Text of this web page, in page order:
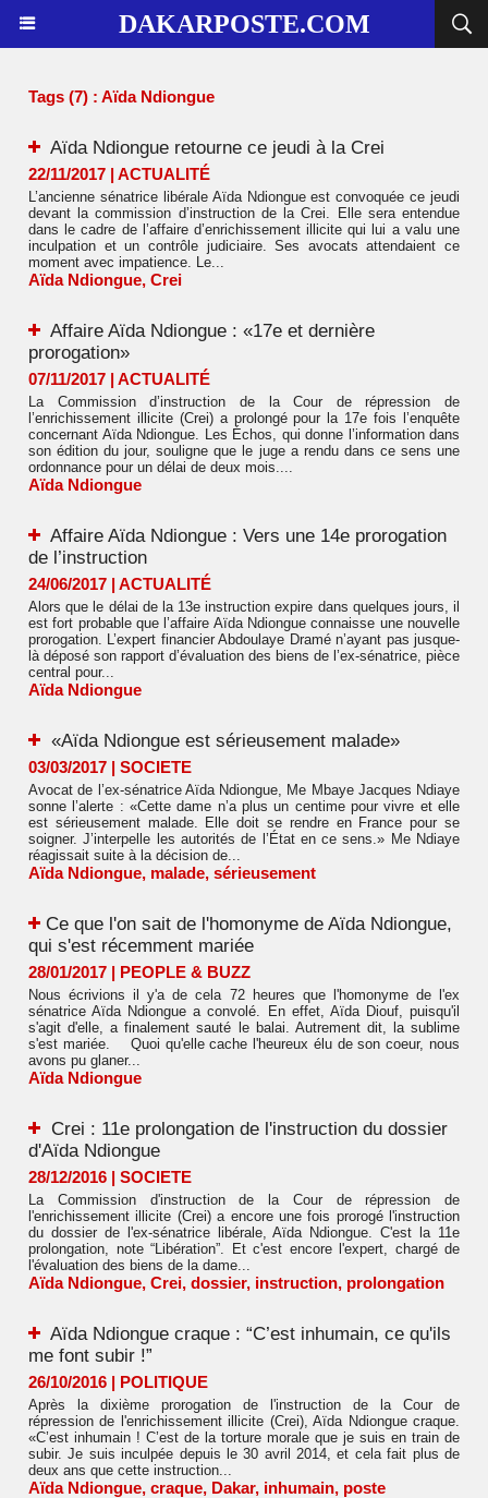
DAKARPOSTE.COM
Tags (7) : Aïda Ndiongue
Aïda Ndiongue retourne ce jeudi à la Crei
22/11/2017 | ACTUALITÉ
L’ancienne sénatrice libérale Aïda Ndiongue est convoquée ce jeudi
devant la commission d’instruction de la Crei. Elle sera entendue
dans le cadre de l’affaire d’enrichissement illicite qui lui a valu une
inculpation et un contrôle judiciaire. Ses avocats attendaient ce
moment avec impatience. Le...
Aïda Ndiongue, Crei
Affaire Aïda Ndiongue : «17e et dernière
prorogation»
07/11/2017 | ACTUALITÉ
La Commission d’instruction de la Cour de répression de
l’enrichissement illicite (Crei) a prolongé pour la 17e fois l’enquête
concernant Aïda Ndiongue. Les Échos, qui donne l’information dans
son édition du jour, souligne que le juge a rendu dans ce sens une
ordonnance pour un délai de deux mois....
Aïda Ndiongue
Affaire Aïda Ndiongue : Vers une 14e prorogation
de l’instruction
24/06/2017 | ACTUALITÉ
Alors que le délai de la 13e instruction expire dans quelques jours, il
est fort probable que l’affaire Aïda Ndiongue connaisse une nouvelle
prorogation. L’expert financier Abdoulaye Dramé n’ayant pas jusque-
là déposé son rapport d’évaluation des biens de l’ex-sénatrice, pièce
central pour...
Aïda Ndiongue
«Aïda Ndiongue est sérieusement malade»
03/03/2017 | SOCIETE
Avocat de l’ex-sénatrice Aïda Ndiongue, Me Mbaye Jacques Ndiaye
sonne l’alerte : «Cette dame n’a plus un centime pour vivre et elle
est sérieusement malade. Elle doit se rendre en France pour se
soigner. J’interpelle les autorités de l’État en ce sens.» Me Ndiaye
réagissait suite à la décision de...
Aïda Ndiongue, malade, sérieusement
​Ce que l'on sait de l'homonyme de Aïda Ndiongue,
qui s'est récemment mariée
28/01/2017 | PEOPLE & BUZZ
Nous écrivions il y'a de cela 72 heures que l'homonyme de l'ex
sénatrice Aïda Ndiongue a convolé. En effet, Aïda Diouf, puisqu'il
s'agit d'elle, a finalement sauté le balai. Autrement dit, la sublime
s'est mariée. Quoi qu'elle cache l'heureux élu de son coeur, nous
avons pu glaner...
Aïda Ndiongue
Crei : 11e prolongation de l'instruction du dossier
d'Aïda Ndiongue
28/12/2016 | SOCIETE
La Commission d'instruction de la Cour de répression de
l'enrichissement illicite (Crei) a encore une fois prorogé l'instruction
du dossier de l'ex-sénatrice libérale, Aïda Ndiongue. C'est la 11e
prolongation, note “Libération”. Et c'est encore l'expert, chargé de
l'évaluation des biens de la dame...
Aïda Ndiongue, Crei, dossier, instruction, prolongation
Aïda Ndiongue craque : “C’est inhumain, ce qu'ils
me font subir !”
26/10/2016 | POLITIQUE
Après la dixième prorogation de l'instruction de la Cour de
répression de l'enrichissement illicite (Crei), Aïda Ndiongue craque.
«C’est inhumain ! C’est de la torture morale que je suis en train de
subir. Je suis inculpée depuis le 30 avril 2014, et cela fait plus de
deux ans que cette instruction...
Aïda Ndiongue, craque, Dakar, inhumain, poste